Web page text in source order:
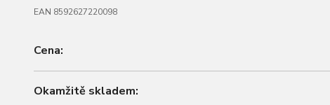
EAN 8592627220098
Cena:
Okamžitě skladem: